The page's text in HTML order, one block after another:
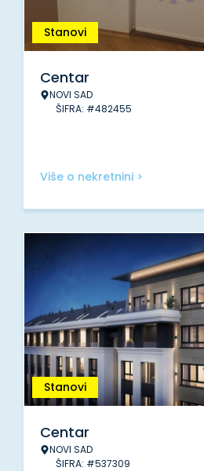
Stanovi
Centar
NOVI SAD
ŠIFRA: #482455
Više o nekretnini >
Stanovi
Centar
NOVI SAD
ŠIFRA: #537309